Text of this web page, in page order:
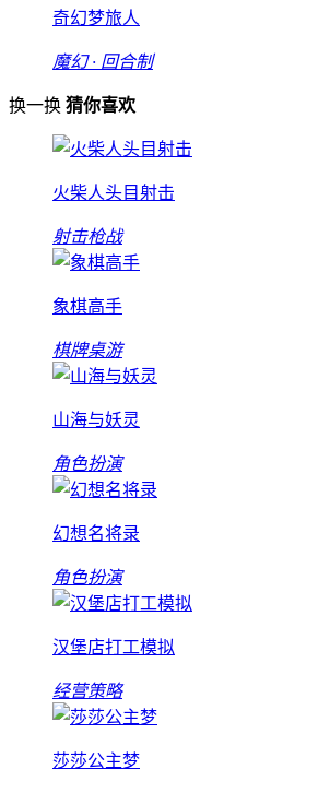
奇幻梦旅人
魔幻 · 回合制
换一换 猜你喜欢
火柴人头目射击
射击枪战
象棋高手
棋牌桌游
山海与妖灵
角色扮演
幻想名将录
角色扮演
汉堡店打工模拟
经营策略
莎莎公主梦